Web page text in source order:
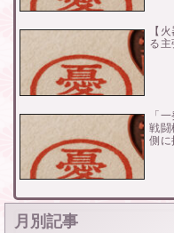
【
る
「
戦闘
側に
月別記事